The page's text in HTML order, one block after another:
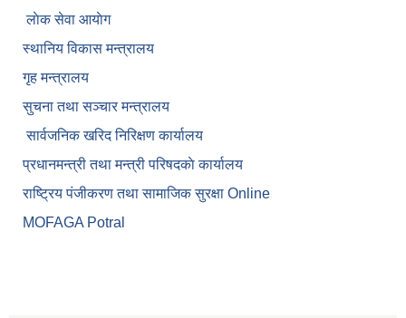
लाेक सेवा आयाेग
स्थानिय विकास मन्त्रालय
गृह मन्त्रालय
सुचना तथा सञ्चार मन्त्रालय
सार्वजनिक खरिद निरिक्षण कार्यालय
प्रधानमन्त्री तथा मन्त्री परिषदकाे कार्यालय
राष्ट्रिय पंजीकरण तथा सामाजिक सुरक्षा Online
MOFAGA Potral